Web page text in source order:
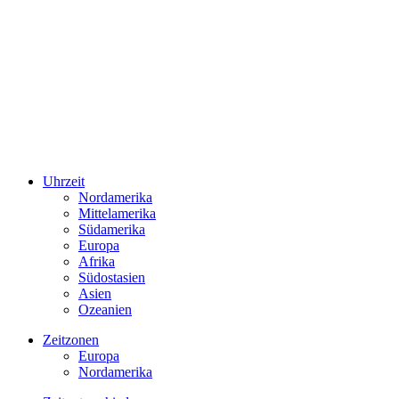
Uhrzeit
Nordamerika
Mittelamerika
Südamerika
Europa
Afrika
Südostasien
Asien
Ozeanien
Zeitzonen
Europa
Nordamerika